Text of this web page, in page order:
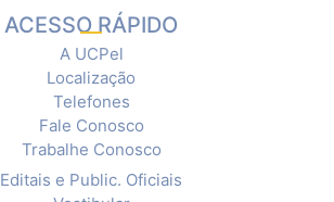
ACESSO RÁPIDO
A UCPel
Localização
Telefones
Fale Conosco
Trabalhe Conosco
Editais e Public. Oficiais